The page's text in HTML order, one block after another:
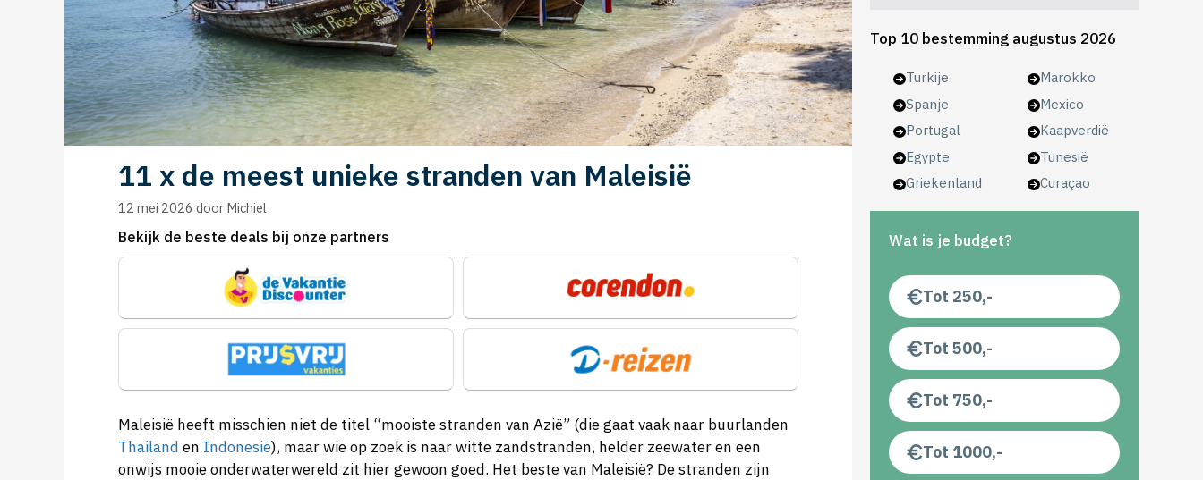
11 x de meest unieke stranden van Maleisië
12 mei 2026 door Michiel
Bekijk de beste deals bij onze partners
Maleisië heeft misschien niet de titel “mooiste stranden van Azië” (die gaat vaak naar buurlanden
Thailand en Indonesië), maar wie op zoek is naar witte zandstranden, helder zeewater en een
onwijs mooie onderwaterwereld zit hier gewoon goed. Het beste van Maleisië? De stranden zijn
Top 10 bestemming augustus 2026
Turkije
Spanje
Portugal
Egypte
Griekenland
Marokko
Mexico
Kaapverdië
Tunesië
Curaçao
Wat is je budget?
Tot 250,-
Tot 500,-
Tot 750,-
Tot 1000,-